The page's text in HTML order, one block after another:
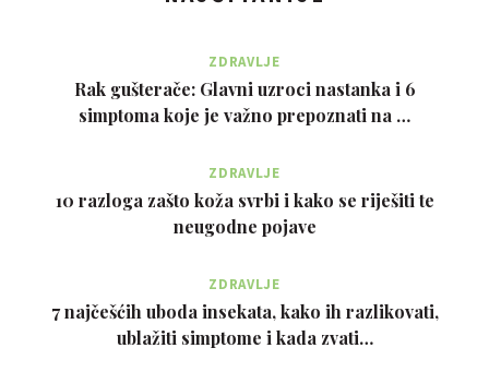
ZDRAVLJE
Rak gušterače: Glavni uzroci nastanka i 6
simptoma koje je važno prepoznati na …
ZDRAVLJE
10 razloga zašto koža svrbi i kako se riješiti te
neugodne pojave
ZDRAVLJE
7 najčešćih uboda insekata, kako ih razlikovati,
ublažiti simptome i kada zvati…